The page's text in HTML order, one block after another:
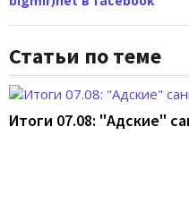
Статьи по теме
Итоги 07.08: "Адские"